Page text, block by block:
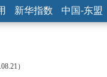
新华指数 中国-东盟
）